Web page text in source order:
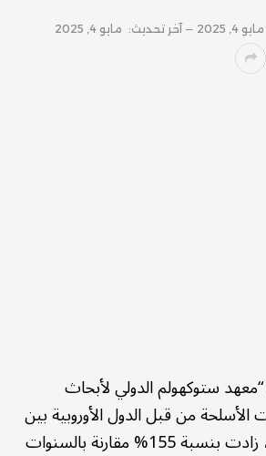
مايو 4, 2025 آخر تحديث: مايو 4, 2025
ستوكهولم الدولي لأبحاث
الأسلحة من قبل الدول الأوروبية بين
عامي 2020 و2024، زادت بنسبة 155% مقارنة بالسنوات